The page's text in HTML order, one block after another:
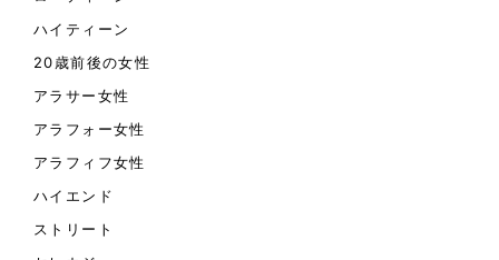
ハイティーン
20歳前後の女性
アラサー女性
アラフォー女性
アラフィフ女性
ハイエンド
ストリート